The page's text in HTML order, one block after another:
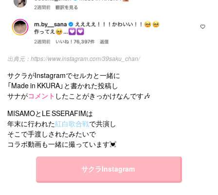
https://www.instagram.com/39saku_chan/
サクラがInstagramでセルカと一緒に
「Made in KKURA」と書かれた投稿し
サナがコメント したことがきっかけなんです🎶
MISAMOとLE SSERAFIMは
年末に行われた紅白歌合戦で共演し
そこで手渡しされたみたいで
コラボ動画も一緒に撮っています💓
サクラInstagram